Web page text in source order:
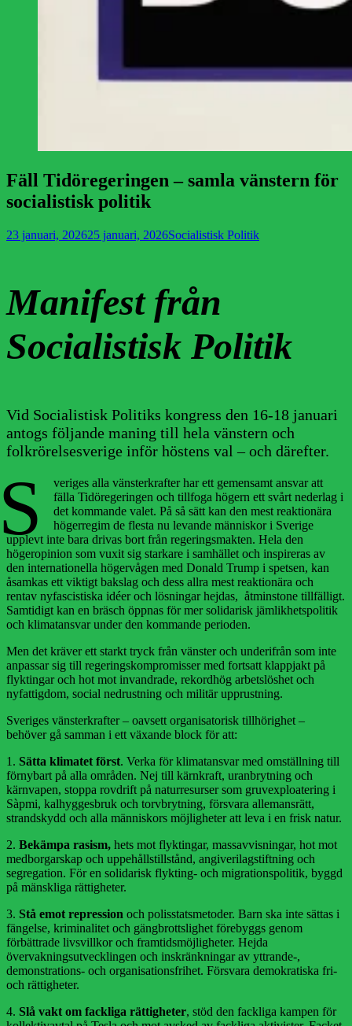
Fäll Tidöregeringen – samla vänstern för
socialistisk politik
Publicerad
23 januari, 202625 januari, 2026Författare
Socialistisk Politik
Manifest från
Socialistisk Politik
Vid Socialistisk Politiks kongress den 16-18 januari
antogs följande maning till hela vänstern och
folkrörelsesverige inför höstens val – och därefter.
veriges alla vänsterkrafter har ett gemensamt ansvar att
fälla Tidöregeringen och tillfoga högern ett svårt nederlag i
det kommande valet. På så sätt kan den mest reaktionära
högerregim de flesta nu levande människor i Sverige
upplevt inte bara drivas bort från regeringsmakten. Hela den
högeropinion som vuxit sig starkare i samhället och inspireras av
den internationella högervågen med Donald Trump i spetsen, kan
åsamkas ett viktigt bakslag och dess allra mest reaktionära och
rentav nyfascistiska idéer och lösningar hejdas, åtminstone tillfälligt.
Samtidigt kan en bräsch öppnas för mer solidarisk jämlikhetspolitik
och klimatansvar under den kommande perioden.
Men det kräver ett starkt tryck från vänster och underifrån som inte
anpassar sig till regeringskompromisser med fortsatt klappjakt på
flyktingar och hot mot invandrade, rekordhög arbetslöshet och
nyfattigdom, social nedrustning och militär upprustning.
Sveriges vänsterkrafter – oavsett organisatorisk tillhörighet –
behöver gå samman i ett växande block för att:
1. Sätta klimatet först. Verka för klimatansvar med omställning till
förnybart på alla områden. Nej till kärnkraft, uranbrytning och
kärnvapen, stoppa rovdrift på naturresurser som gruvexploatering i
Sàpmi, kalhyggesbruk och torvbrytning, försvara allemansrätt,
strandskydd och alla människors möjligheter att leva i en frisk natur.
2. Bekämpa rasism, hets mot flyktingar, massavvisningar, hot mot
medborgarskap och uppehållstillstånd, angiverilagstiftning och
segregation. För en solidarisk flykting- och migrationspolitik, byggd
på mänskliga rättigheter.
3. Stå emot repression och polisstatsmetoder. Barn ska inte sättas i
fängelse, kriminalitet och gängbrottslighet förebyggs genom
förbättrade livsvillkor och framtidsmöjligheter. Hejda
övervakningsutvecklingen och inskränkningar av yttrande-,
demonstrations- och organisationsfrihet. Försvara demokratiska fri-
och rättigheter.
4. Slå vakt om fackliga rättigheter, stöd den fackliga kampen för